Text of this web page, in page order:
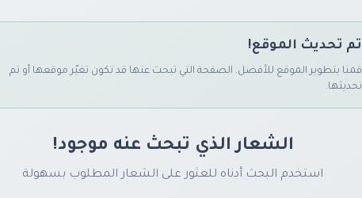
تم تحديث الموقع!
قمنا بتطوير الموقع للأفضل. الصفحة التي تبحث عنها قد تكون تغيّر موقعها أو تم
تحديثها.
الشعار الذي تبحث عنه موجود!
استخدم البحث أدناه للعثور على الشعار المطلوب بسهولة